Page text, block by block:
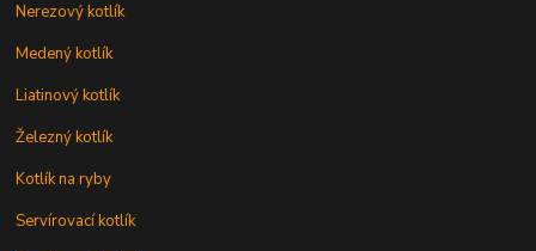
Nerezový kotlík
Medený kotlík
Liatinový kotlík
Železný kotlík
Kotlík na ryby
Servírovací kotlík